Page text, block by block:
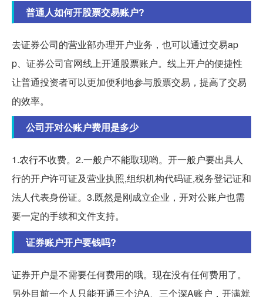
普通人如何开股票交易账户?
去证券公司的营业部办理开户业务，也可以通过交易ap
p、证券公司官网线上开通股票账户。线上开户的便捷性
让普通投资者可以更加便利地参与股票交易，提高了交易
的效率。
公司开对公账户费用是多少
1.农行不收费。2.一般户不能取现哟。开一般户要出具人
行的开户许可证及营业执照,组织机构代码证,税务登记证和
法人代表身份证。3.既然是刚成立企业，开对公账户也需
要一定的手续和文件支持。
证券账户开户要钱吗?
证券开户是不需要任何费用的哦。现在没有任何费用了。
另外目前一个人只能开通三个沪A、三个深A账户，开满就